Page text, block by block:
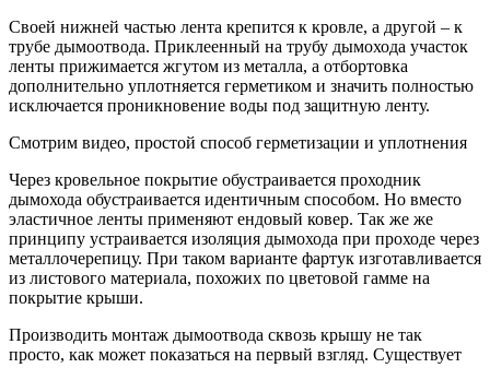
Своей нижней частью лента крепится к кровле, а другой – к
трубе дымоотвода. Приклеенный на трубу дымохода участок
ленты прижимается жгутом из металла, а отбортовка
дополнительно уплотняется герметиком и значить полностью
исключается проникновение воды под защитную ленту.
Смотрим видео, простой способ герметизации и уплотнения
Через кровельное покрытие обустраивается проходник
дымохода обустраивается идентичным способом. Но вместо
эластичное ленты применяют ендовый ковер. Так же же
принципу устраивается изоляция дымохода при проходе через
металлочерепицу. При таком варианте фартук изготавливается
из листового материала, похожих по цветовой гамме на
покрытие крыши.
Производить монтаж дымоотвода сквозь крышу не так
просто, как может показаться на первый взгляд. Существует